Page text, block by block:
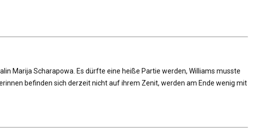
Marija Scharapowa. Es dürfte eine heiße Partie werden, Williams musste
befinden sich derzeit nicht auf ihrem Zenit, werden am Ende wenig mit